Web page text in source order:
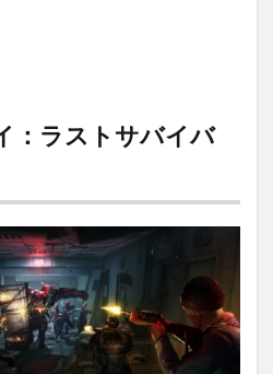
：ラストサバイバ